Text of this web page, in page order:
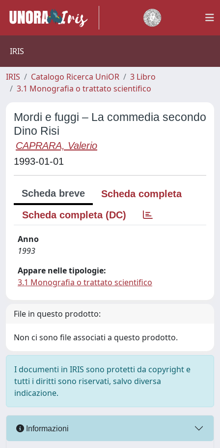
IRIS
IRIS Catalogo Ricerca UniOR
3 Libro
3.1 Monografia o trattato scientifico
Mordi e fuggi – La commedia secondo
Dino Risi
CAPRARA, Valerio
1993-01-01
Scheda breve
Scheda completa
Scheda completa (DC)
Anno
1993
Appare nelle tipologie:
3.1 Monografia o trattato scientifico
File in questo prodotto:
Non ci sono file associati a questo prodotto.
I documenti in IRIS sono protetti da copyright e
tutti i diritti sono riservati, salvo diversa
indicazione.
Informazioni